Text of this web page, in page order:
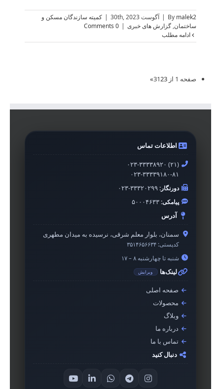
By malek2
| آگوست 30th, 2023 | کمیته سازندگان مسکن و
ساختمان, گزارش های خبری |
0 Comments
ادامه مطلب
صفحه 1 از 3 123
»
اطلاعات تماس
۰۲۳-۳۳۳۳۸۹۲۰ (۲۱)
۰۲۳-۳۳۳۳۹۱۸۰-۸۱
دورنگار:۰۲۳-۳۳۳۲۰۲۹۹
پیامکی:۵۰۰۰۴۶۳۳
آدرس
سمنان، بلوار معلم شرقی، نرسیده به میدان مطهری
کدپستی: ۳۵۱۴۶۵۶۶۳۴
شنبه تا چهارشنبه ۸ – ۱۷
لینک‌ها ویرایش
صفحه اصلی
محصولات
وبلاگ
درباره ما
تماس با ما
دنبال کنید